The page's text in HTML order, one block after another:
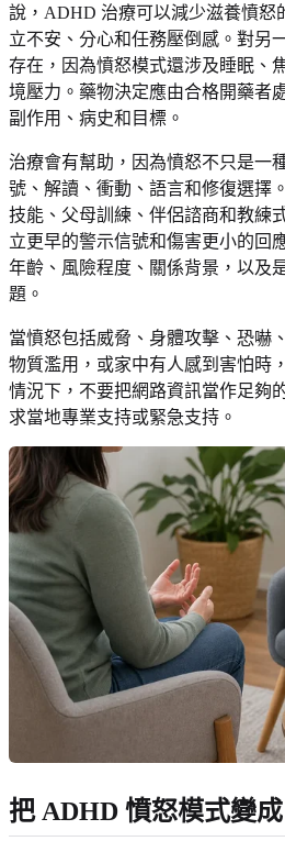
說，ADHD 治療可以減少滋養憤怒
立不安、分心和任務壓倒感。對另
存在，因為憤怒模式還涉及睡眠、
境壓力。藥物決定應由合格開藥者
副作用、病史和目標。
治療會有幫助，因為憤怒不只是一
號、解讀、衝動、語言和修復選擇
技能、父母訓練、伴侶諮商和教練
立更早的警示信號和傷害更小的回
年齡、風險程度、關係背景，以及
題。
當憤怒包括威脅、身體攻擊、恐嚇
物質濫用，或家中有人感到害怕時
情況下，不要把網路資訊當作足夠
求當地專業支持或緊急支持。
把 ADHD 憤怒模式變